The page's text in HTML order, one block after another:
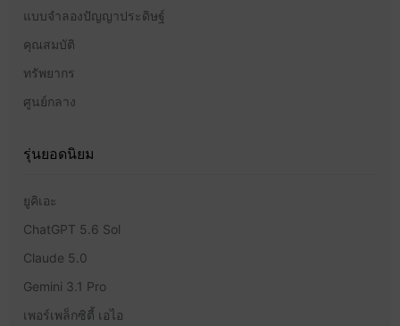
แบบจำลองปัญญาประดิษฐ์
คุณสมบัติ
ทรัพยากร
ศูนย์กลาง
รุ่นยอดนิยม
ยูคิเอะ
ChatGPT 5.6 Sol
Claude 5.0
Gemini 3.1 Pro
เพอร์เพล็กซิตี้ เอไอ